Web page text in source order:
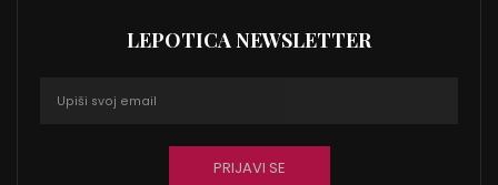
LEPOTICA NEWSLETTER